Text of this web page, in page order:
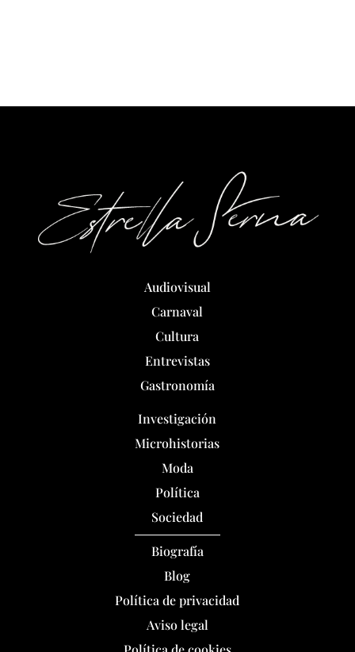
Audiovisual
Carnaval
Cultura
Entrevistas
Gastronomía
Investigación
Microhistorias
Moda
Política
Sociedad
Biografía
Blog
Política de privacidad
Aviso legal